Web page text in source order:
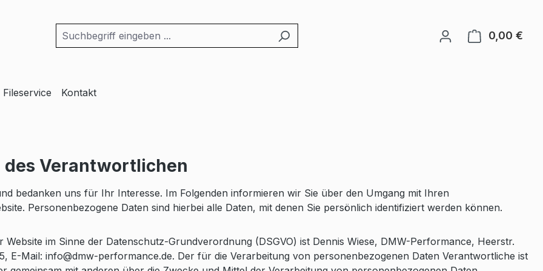
0,00 €
Fileservice Kontakt
Verantwortlichen
bedanken uns für Ihr Interesse. Im Folgenden informieren wir Sie über den Umgang mit Ihren
Personenbezogene Daten sind hierbei alle Daten, mit denen Sie persönlich identifiziert werden können.
im Sinne der Datenschutz-Grundverordnung (DSGVO) ist Dennis Wiese, DMW-Performance, Heerstr.
E-Mail: info@dmw-performance.de. Der für die Verarbeitung von personenbezogenen Daten Verantwortliche ist